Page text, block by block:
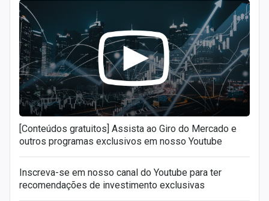
[Conteúdos gratuitos] Assista ao Giro do Mercado e
outros programas exclusivos em nosso Youtube
Inscreva-se em nosso canal do Youtube para ter
recomendações de investimento exclusivas